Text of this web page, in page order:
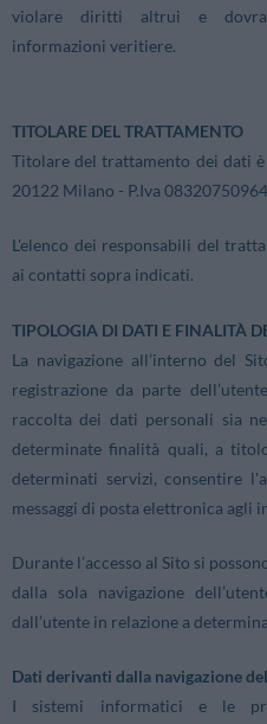
violare diritti altrui e
informazioni veritiere.
TITOLARE DEL TRATTAMENTO
Titolare del trattamento dei dati
20122 Milano - P.Iva
L'elenco dei responsabili del
ai contatti sopra indicati.
TIPOLOGIA DI DATI E FINALITÀ
La navigazione all’interno del
registrazione da parte
raccolta dei dati personali sia
determinate finalità quali, a
determinati servizi, consentire
messaggi di posta elettronica agli
Durante l’accesso al Sito si
dalla sola navigazione
dall’utente in relazione a
Dati derivanti dalla navigazione
I sistemi informatici e le